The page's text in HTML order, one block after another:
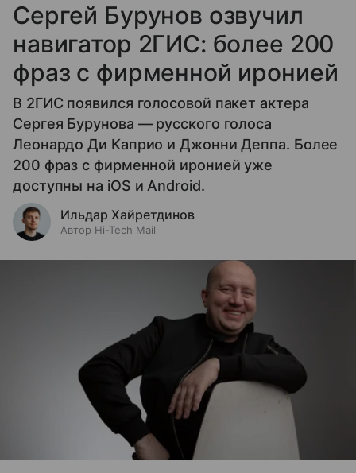
Сергей Бурунов озвучил
навигатор 2ГИС: более 200
фраз с фирменной иронией
В 2ГИС появился голосовой пакет актера
Сергея Бурунова — русского голоса
Леонардо Ди Каприо и Джонни Деппа. Более
200 фраз с фирменной иронией уже
доступны на iOS и Android.
Ильдар Хайретдинов
Автор Hi-Tech Mail